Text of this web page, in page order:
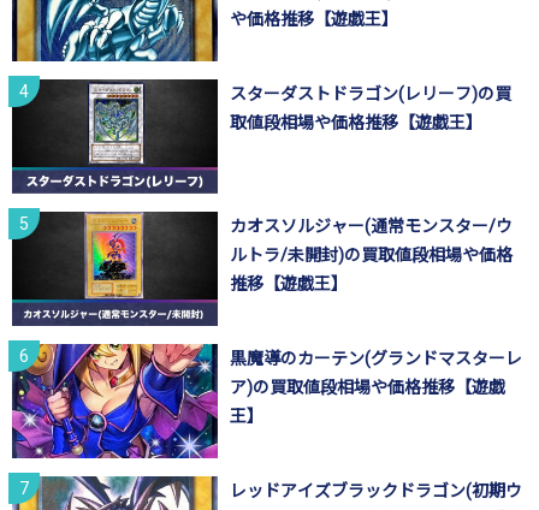
や価格推移【遊戯王】
スターダストドラゴン(レリーフ)の買
取値段相場や価格推移【遊戯王】
カオスソルジャー(通常モンスター/ウ
ルトラ/未開封)の買取値段相場や価格
推移【遊戯王】
黒魔導のカーテン(グランドマスターレ
ア)の買取値段相場や価格推移【遊戯
王】
レッドアイズブラックドラゴン(初期ウ